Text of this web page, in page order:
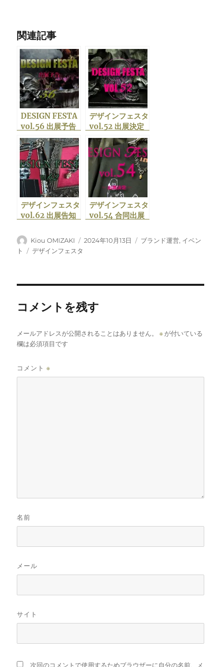
関連記事
DESIGN FESTA
vol.56 出展予告
デザインフェスタ
vol.52 出展決定
デザインフェスタ
vol.62 出展告知
デザインフェスタ
vol.54 合同出展
投
稿
Kiou OMIZAKI
投
2024年10月13日
カ
ブランド運営, イベン
ト
タ
デザインフェスタ
コメントを残す
メールアドレスが公開されることはありません。 ※ が付いている
欄は必須項目です
コメント※
名前
メール
サイト
次回のコメントで使用するためブラウザーに自分の名前、メ